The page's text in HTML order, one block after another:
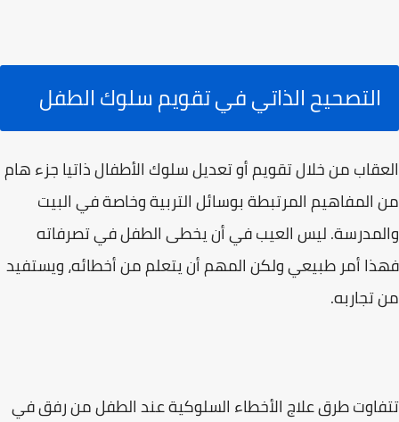
التصحيح الذاتي في تقويم سلوك الطفل
العقاب من خلال تقويم أو تعديل سلوك الأطفال ذاتيا جزء هام
من المفاهيم المرتبطة بوسائل التربية وخاصة في البيت
والمدرسة. ليس العيب في أن يخطى الطفل في تصرفاته
فهذا أمر طبيعي ولكن المهم أن يتعلم من أخطائه، ويستفيد
من تجاربه.
تتفاوت طرق علاج الأخطاء السلوكية عند الطفل من رفق في